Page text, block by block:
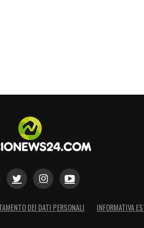
DEI DATI PERSONALI INFORMATIVA